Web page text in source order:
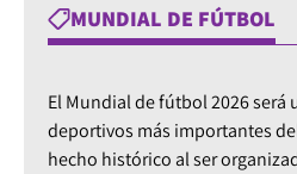
MUNDIAL DE FÚTBOL
El Mundial de fútbol 2026 será
deportivos más importantes
hecho histórico al ser